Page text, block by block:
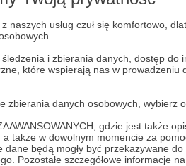
usług czuł się komfortowo,
i zbierania danych, dostęp do
które wspierają nas w prowadzeniu
danych osobowych, wybierz
gdzie jest także
także w dowolnym momencie za
będą mogły być przekazywane
Pozostałe szczegółowe informacje